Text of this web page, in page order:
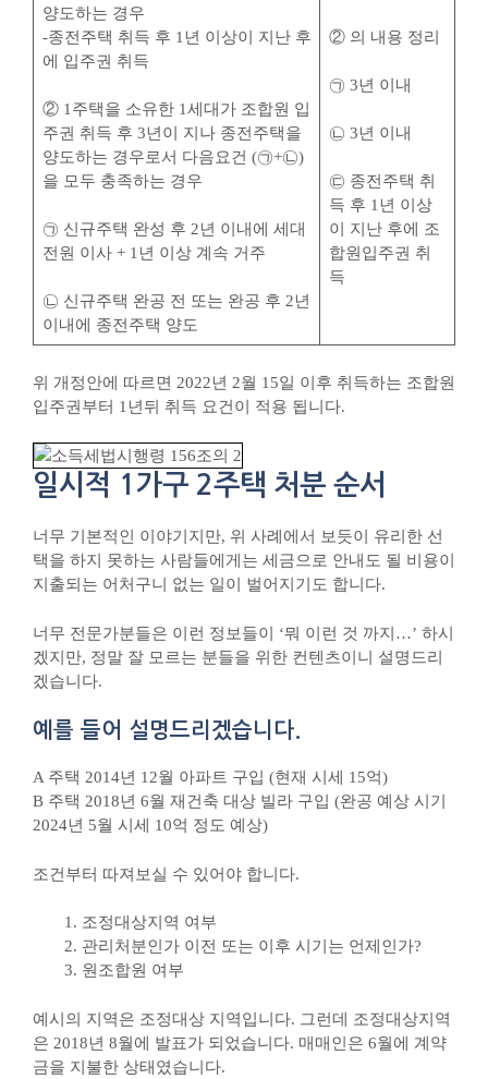
양도하는 경우 ​
-종전주택 취득 후 1년 이상이 지난 후
에 입주권 취득 ​
② 1주택을 소유한 1세대가 조합원 입
주권 취득 후 3년이 지나 종전주택을
양도하는 경우로서 다음요건 (㉠+㉡)
을 모두 충족하는 경우
㉠ 신규주택 완성 후 2년 이내에 세대
전원 이사 + 1년 이상 계속 거주 ​
㉡ 신규주택 완공 전 또는 완공 후 2년
이내에 종전주택 양도
② 의 내용 정리​
㉠ 3년 이내 ​
㉡ 3년 이내 ​ ​ ​
㉢ 종전주택 취
득 후 1년 이상
이 지난 후에 조
합원입주권 취
득
위 개정안에 따르면 2022년 2월 15일 이후 취득하는 조합원
입주권부터 1년뒤 취득 요건이 적용 됩니다.
일시적 1가구 2주택 처분 순서
너무 기본적인 이야기지만, 위 사례에서 보듯이 유리한 선
택을 하지 못하는 사람들에게는 세금으로 안내도 될 비용이
지출되는 어처구니 없는 일이 벌어지기도 합니다.
너무 전문가분들은 이런 정보들이 ‘뭐 이런 것 까지…’ 하시
겠지만, 정말 잘 모르는 분들을 위한 컨텐츠이니 설명드리
겠습니다.
예를 들어 설명드리겠습니다.
A 주택 2014년 12월 아파트 구입 (현재 시세 15억)
B 주택 2018년 6월 재건축 대상 빌라 구입 (완공 예상 시기
2024년 5월 시세 10억 정도 예상)
조건부터 따져보실 수 있어야 합니다.
조정대상지역 여부
관리처분인가 이전 또는 이후 시기는 언제인가?
원조합원 여부
예시의 지역은 조정대상 지역입니다. 그런데 조정대상지역
은 2018년 8월에 발표가 되었습니다. 매매인은 6월에 계약
금을 지불한 상태였습니다.